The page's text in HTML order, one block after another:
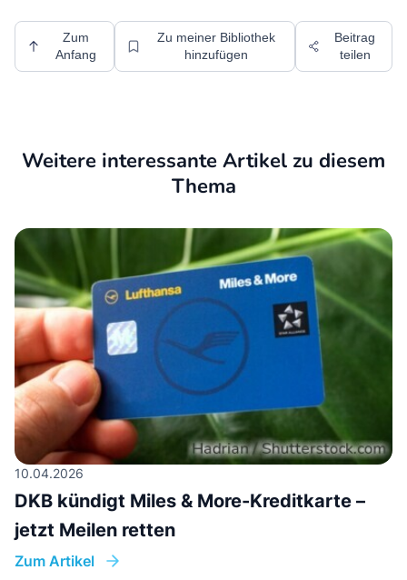
Zum
Anfang
Zu meiner Bibliothek
hinzufügen
Beitrag
teilen
Weitere interessante Artikel zu diesem
Thema
10.04.2026
DKB kündigt Miles & More-Kreditkarte –
jetzt Meilen retten
Zum Artikel